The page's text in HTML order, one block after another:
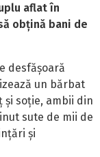
aflat în
obțină bani de
desfășoară
un bărbat
și soție, ambii din
sute de mii de
și